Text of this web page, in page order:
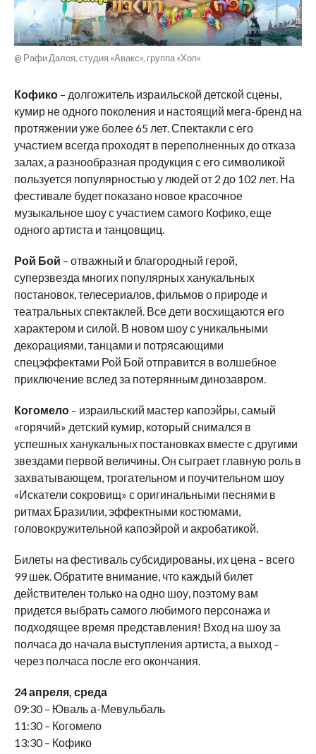
@ Рафи Далоя, студия «Авакс», группа «Хоп»
Кофико – долгожитель израильской детской сцены,
кумир не одного поколения и настоящий мега-бренд на
протяжении уже более 65 лет. Спектакли с его
участием всегда проходят в переполненных до отказа
залах, а разнообразная продукция с его символикой
пользуется популярностью у людей от 2 до 102 лет. На
фестивале будет показано новое красочное
музыкальное шоу с участием самого Кофико, еще
одного артиста и танцовщиц.
Рой Бой – отважный и благородный герой,
суперзвезда многих популярных ханукальных
постановок, телесериалов, фильмов о природе и
театральных спектаклей. Все дети восхищаются его
характером и силой. В новом шоу с уникальными
декорациями, танцами и потрясающими
спецэффектами Рой Бой отправится в волшебное
приключение вслед за потерянным динозавром.
Когомело– израильский мастер капоэйры, самый
«горячий» детский кумир, который снимался в
успешных ханукальных постановках вместе с другими
звездами первой величины. Он сыграет главную роль в
захватывающем, трогательном и поучительном шоу
«Искатели сокровищ» с оригинальными песнями в
ритмах Бразилии, эффектными костюмами,
головокружительной капоэйрой и акробатикой.
Билеты на фестиваль субсидированы, их цена – всего
99 шек. Обратите внимание, что каждый билет
действителен только на одно шоу, поэтому вам
придется выбрать самого любимого персонажа и
подходящее время представления! Вход на шоу за
полчаса до начала выступления артиста, а выход –
через полчаса после его окончания.
24 апреля, среда
09:30 – Юваль а-Мевульбаль
11:30 – Когомело
13:30 – Кофико